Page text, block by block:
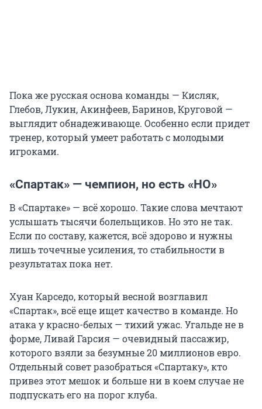
Пока же русская основа команды — Кисляк,
Глебов, Лукин, Акинфеев, Баринов, Круговой —
выглядит обнадеживающе. Особенно если придет
тренер, который умеет работать с молодыми
игроками.
«Спартак» — чемпион, но есть «НО»
В «Спартаке» — всё хорошо. Такие слова мечтают
услышать тысячи болельщиков. Но это не так.
Если по составу, кажется, всё здорово и нужны
лишь точечные усиления, то стабильности в
результатах пока нет.
Хуан Карседо, который весной возглавил
«Спартак», всё еще ищет качество в команде. Но
атака у красно-белых — тихий ужас. Угальде не в
форме, Ливай Гарсия — очевидный пассажир,
которого взяли за безумные20миллионов евро.
Отдельный совет разобраться «Спартаку», кто
привез этот мешок и больше ни в коем случае не
подпускать его на порог клуба.